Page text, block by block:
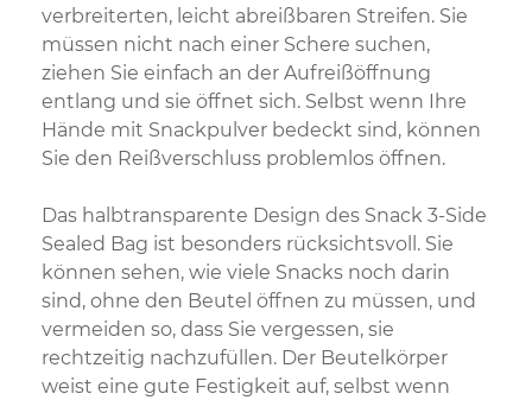
verbreiterten, leicht abreißbaren Streifen. Sie
müssen nicht nach einer Schere suchen,
ziehen Sie einfach an der Aufreißöffnung
entlang und sie öffnet sich. Selbst wenn Ihre
Hände mit Snackpulver bedeckt sind, können
Sie den Reißverschluss problemlos öffnen.
Das halbtransparente Design des Snack 3-Side
Sealed Bag ist besonders rücksichtsvoll. Sie
können sehen, wie viele Snacks noch darin
sind, ohne den Beutel öffnen zu müssen, und
vermeiden so, dass Sie vergessen, sie
rechtzeitig nachzufüllen. Der Beutelkörper
weist eine gute Festigkeit auf, selbst wenn